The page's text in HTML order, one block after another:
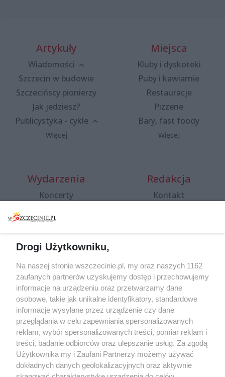
Artykuły
Wiadomości
Szczecin w budowie
Szczecińscy pionierzy
Jak jedziesz?
Publicystyka - cykle
Więcej
Miejsca
Kluby i dyskoteki
Puby i kawiarnie
Restauracje
Pizzerie
Bary, fast foody
Więcej
Wydarzenia
Koncerty
Spacery i oprowadzania
targi
Wernisaże
Więcej
Redakcja
Kontakt
Specjalny koncert z okazji
20. urodzin portalu
wSzczecinie.pl
Regulamin konkursów
śniadaniówka "Hej
Szczecin! Jest piątek!"
Partnerzy
Drogi Użytkowniku,
Na naszej stronie wszczecinie.pl, my oraz naszych 1162
zaufanych partnerów uzyskujemy dostęp i przechowujemy
informacje na urządzeniu oraz przetwarzamy dane
osobowe, takie jak unikalne identyfikatory, standardowe
informacje wysyłane przez urządzenie czy dane
przeglądania w celu zapewniania spersonalizowanych
reklam, wybór spersonalizowanych treści, pomiar reklam i
treści, badanie odbiorców oraz ulepszanie usług. Za zgodą
Użytkownika my i Zaufani Partnerzy możemy używać
dokładnych danych geolokalizacyjnych oraz aktywnie